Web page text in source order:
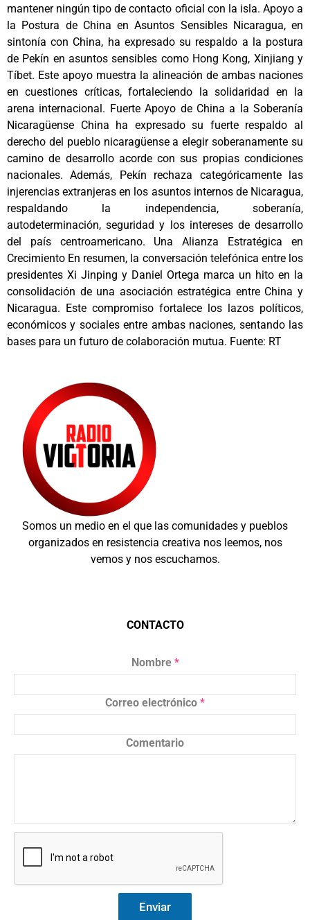
mantener ningún tipo de contacto oficial con la isla. Apoyo a
la Postura de China en Asuntos Sensibles Nicaragua, en
sintonía con China, ha expresado su respaldo a la postura
de Pekín en asuntos sensibles como Hong Kong, Xinjiang y
Tíbet. Este apoyo muestra la alineación de ambas naciones
en cuestiones críticas, fortaleciendo la solidaridad en la
arena internacional. Fuerte Apoyo de China a la Soberanía
Nicaragüense China ha expresado su fuerte respaldo al
derecho del pueblo nicaragüense a elegir soberanamente su
camino de desarrollo acorde con sus propias condiciones
nacionales. Además, Pekín rechaza categóricamente las
injerencias extranjeras en los asuntos internos de Nicaragua,
respaldando la independencia, soberanía,
autodeterminación, seguridad y los intereses de desarrollo
del país centroamericano. Una Alianza Estratégica en
Crecimiento En resumen, la conversación telefónica entre los
presidentes Xi Jinping y Daniel Ortega marca un hito en la
consolidación de una asociación estratégica entre China y
Nicaragua. Este compromiso fortalece los lazos políticos,
económicos y sociales entre ambas naciones, sentando las
bases para un futuro de colaboración mutua. Fuente: RT
Somos un medio en el que las comunidades y pueblos
organizados en resistencia creativa nos leemos, nos
vemos y nos escuchamos.
CONTACTO
Nombre *
Correo electrónico *
Comentario
Enviar